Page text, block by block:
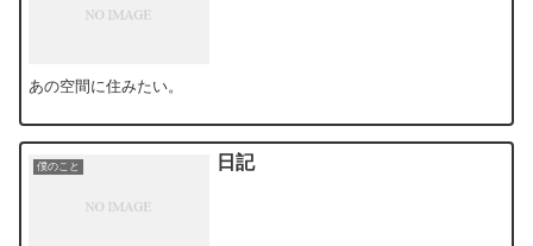
あの空間に住みたい。
僕のこと 日記